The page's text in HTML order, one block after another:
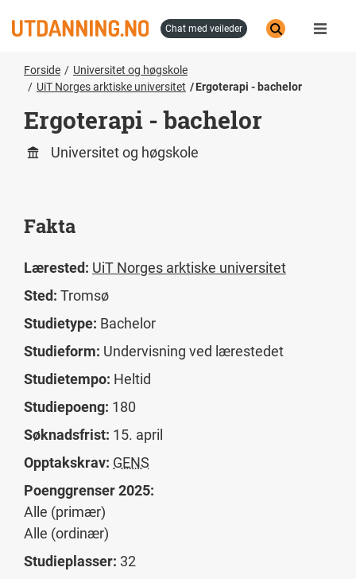
til
chat med veileder
Forside
Universitet og høgskole
UiT Norges arktiske universitet
Ergoterapi - bachelor
Ergoterapi - bachelor
Universitet og høgskole
Fakta
Lærested: UiT Norges arktiske universitet
Sted: Tromsø
Studietype: Bachelor
Studieform: Undervisning ved lærestedet
Studietempo: Heltid
Studiepoeng: 180
Søknadsfrist: 15. april
Opptakskrav: GENS
Poenggrenser 2025:
Alle (primær)
Alle (ordinær)
Studieplasser: 32